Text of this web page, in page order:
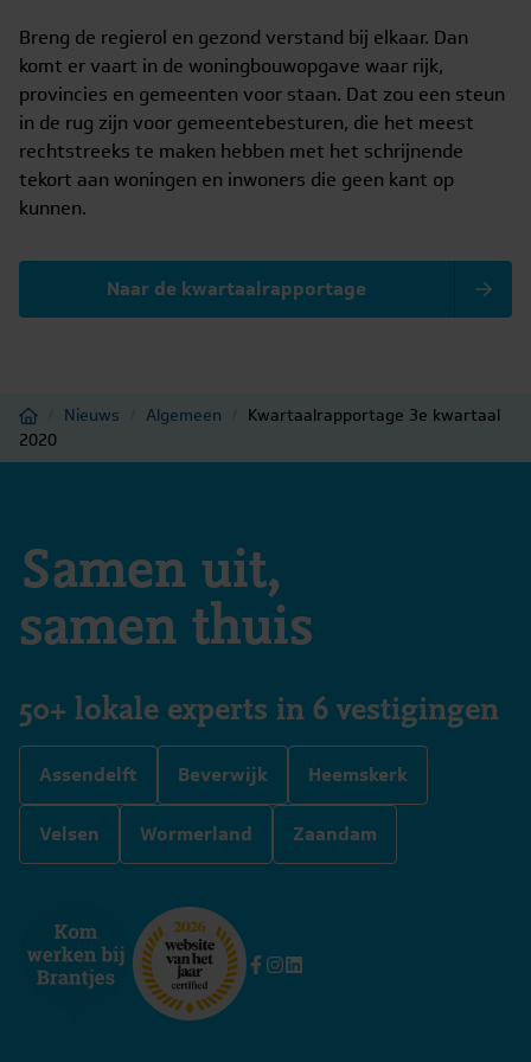
Breng de regierol en gezond verstand bij elkaar. Dan
komt er vaart in de woningbouwopgave waar rijk,
provincies en gemeenten voor staan. Dat zou een steun
in de rug zijn voor gemeentebesturen, die het meest
rechtstreeks te maken hebben met het schrijnende
tekort aan woningen en inwoners die geen kant op
kunnen.
Naar de kwartaalrapportage
Home Nieuws Algemeen
Kwartaalrapportage 3e kwartaal
2020
Samen uit,
samen thuis
50+ lokale experts in 6 vestigingen
Assendelft Beverwijk Heemskerk
Velsen Wormerland Zaandam